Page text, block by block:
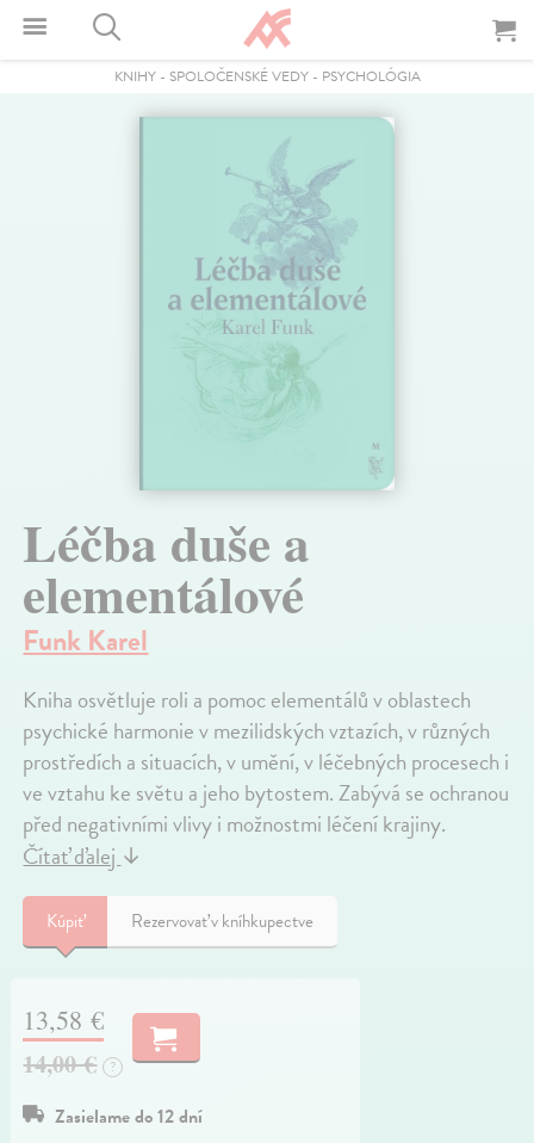
KNIHY- SPOLOČENSKÉ VEDY- PSYCHOLÓGIA
Léčba duše a
elementálové
Funk Karel
Kniha osvětluje roli a pomoc elementálů v oblastech
psychické harmonie v mezilidských vztazích, v různých
prostředích a situacích, v umění, v léčebných procesech i
ve vztahu ke světu a jeho bytostem. Zabývá se ochranou
před negativními vlivy i možnostmi léčení krajiny.
Čítať ďalej↓
Kúpiť Rezervovať v kníhkupectve
13,58 €
14,00 € ?
Zasielame do 12 dní